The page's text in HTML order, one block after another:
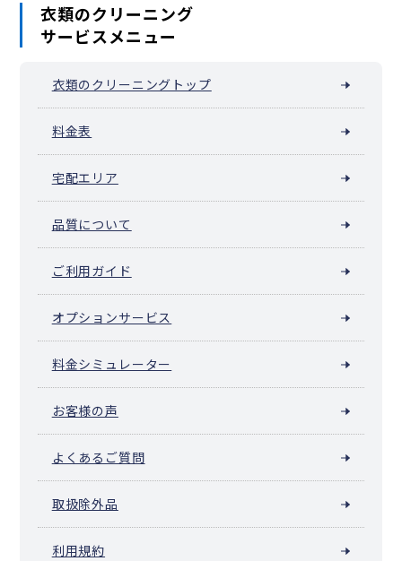
衣類のクリーニング
サービスメニュー
衣類のクリーニングトップ
料金表
宅配エリア
品質について
ご利用ガイド
オプションサービス
料金シミュレーター
お客様の声
よくあるご質問
取扱除外品
利用規約